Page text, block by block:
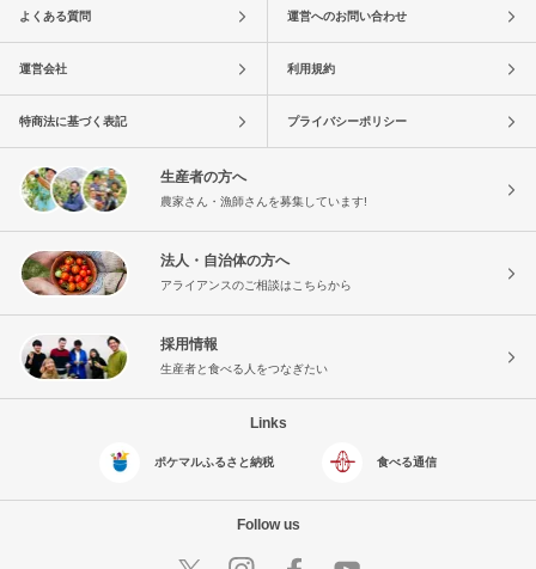
よくある質問 運営へのお問い合わせ
運営会社 利用規約
特商法に基づく表記 プライバシーポリシー
生産者の方へ
農家さん・漁師さんを募集しています!
法人・自治体の方へ
アライアンスのご相談はこちらから
採用情報
生産者と食べる人をつなぎたい
Links
ポケマルふるさと納税 食べる通信
Follow us